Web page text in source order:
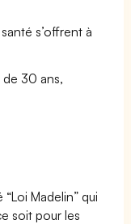
s’offrent à
de 30 ans,
Madelin” qui
soit pour les